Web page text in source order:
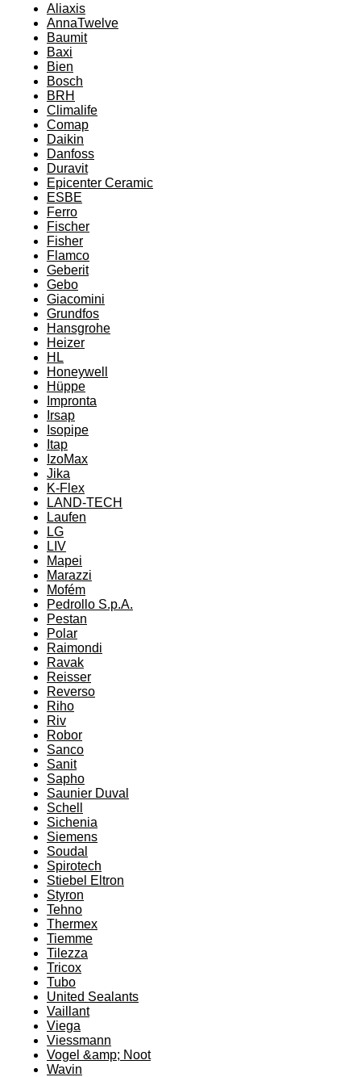
Aliaxis
AnnaTwelve
Baumit
Baxi
Bien
Bosch
BRH
Climalife
Comap
Daikin
Danfoss
Duravit
Epicenter Ceramic
ESBE
Ferro
Fischer
Fisher
Flamco
Geberit
Gebo
Giacomini
Grundfos
Hansgrohe
Heizer
HL
Honeywell
Hüppe
Impronta
Irsap
Isopipe
Itap
IzoMax
Jika
K-Flex
LAND-TECH
Laufen
LG
LIV
Mapei
Marazzi
Mofém
Pedrollo S.p.A.
Pestan
Polar
Raimondi
Ravak
Reisser
Reverso
Riho
Riv
Robor
Sanco
Sanit
Sapho
Saunier Duval
Schell
Sichenia
Siemens
Soudal
Spirotech
Stiebel Eltron
Styron
Tehno
Thermex
Tiemme
Tilezza
Tricox
Tubo
United Sealants
Vaillant
Viega
Viessmann
Vogel &amp; Noot
Wavin